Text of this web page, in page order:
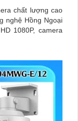
chất lượng cao
nghệ Hồng Ngoại